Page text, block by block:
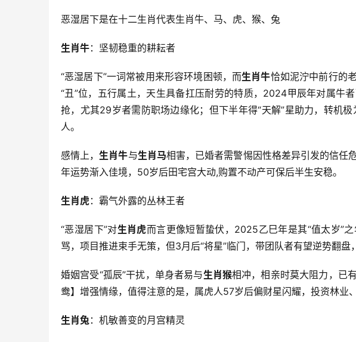
恶湿居下是在十二生肖代表生肖牛、马、虎、猴、兔
生肖牛：坚韧稳重的耕耘者
“恶湿居下”一词常被用来形容环境困顿，而生肖牛恰如泥泞中前行的
“丑”位，五行属土，天生具备扛压耐劳的特质，2024甲辰年对属牛
抢，尤其29岁者需防职场边缘化；但下半年得“天解”星助力，转机
人。
感情上，生肖牛与生肖马相害，已婚者需警惕因性格差异引发的信任
年运势渐入佳境，50岁后田宅宫大动,购置不动产可保后半生安稳。
生肖虎：霸气外露的丛林王者
“恶湿居下”对生肖虎而言更像短暂蛰伏，2025乙巳年是其“值太岁”
骂，项目推进束手无策，但3月后“将星”临门，带团队者有望逆势翻盘
婚姻宫受“孤辰”干扰，单身者易与生肖猴相冲，相亲时莫大阻力，已
鸯】增强情缘，值得注意的是，属虎人57岁后偏财星闪耀，投资林业
生肖兔：机敏善变的月宫精灵